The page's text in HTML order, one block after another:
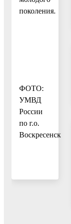
поколения.
ФОТО:
УМВД
России
по г.о.
Воскресенск